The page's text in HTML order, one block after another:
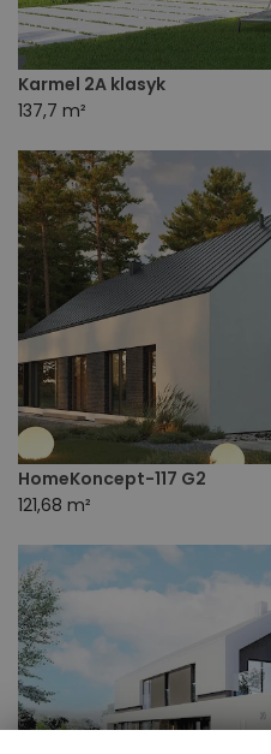
Karmel 2A klasyk
137,7 m²
HomeKoncept-117 G2
121,68 m²